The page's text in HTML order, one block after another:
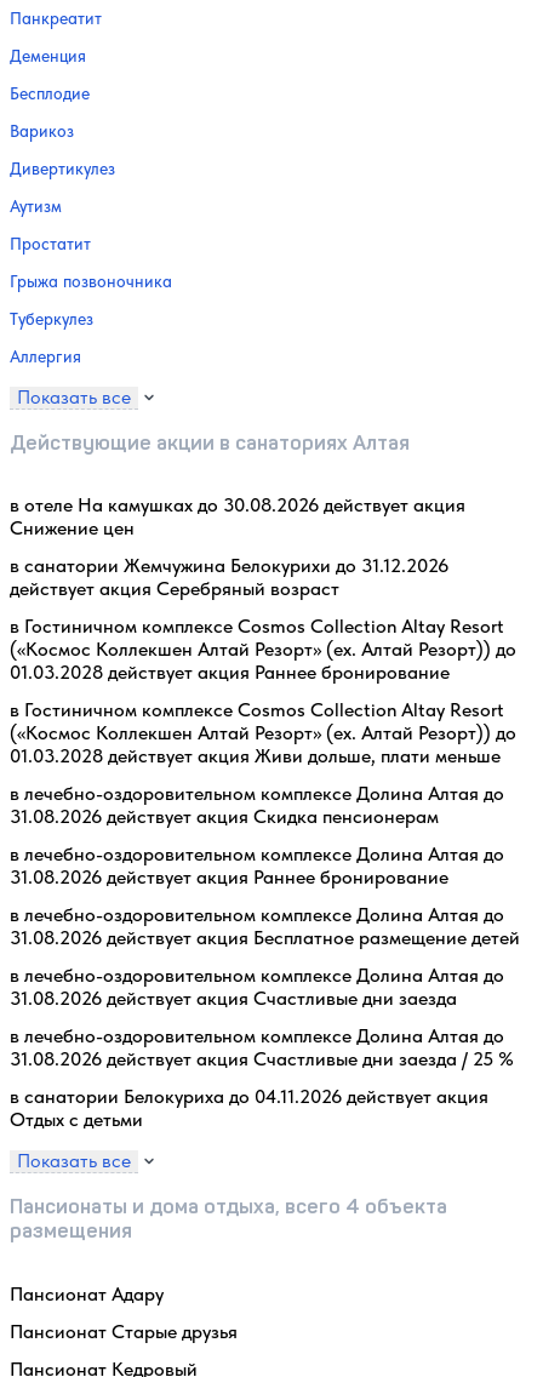
Панкреатит
Деменция
Бесплодие
Варикоз
Дивертикулез
Аутизм
Простатит
Грыжа позвоночника
Туберкулез
Аллергия
Показать все
Действующие акции в санаториях Алтая
в отеле На камушках до 30.08.2026 действует акция
Снижение цен
в санатории Жемчужина Белокурихи до 31.12.2026
действует акция Серебряный возраст
в Гостиничном комплексе Cosmos Collection Altay Resort
(«Космос Коллекшен Алтай Резорт» (ex. Алтай Резорт)) до
01.03.2028 действует акция Раннее бронирование
в Гостиничном комплексе Cosmos Collection Altay Resort
(«Космос Коллекшен Алтай Резорт» (ex. Алтай Резорт)) до
01.03.2028 действует акция Живи дольше, плати меньше
в лечебно-оздоровительном комплексе Долина Алтая до
31.08.2026 действует акция Скидка пенсионерам
в лечебно-оздоровительном комплексе Долина Алтая до
31.08.2026 действует акция Раннее бронирование
в лечебно-оздоровительном комплексе Долина Алтая до
31.08.2026 действует акция Бесплатное размещение детей
в лечебно-оздоровительном комплексе Долина Алтая до
31.08.2026 действует акция Счастливые дни заезда
в лечебно-оздоровительном комплексе Долина Алтая до
31.08.2026 действует акция Счастливые дни заезда / 25 %
в санатории Белокуриха до 04.11.2026 действует акция
Отдых с детьми
Показать все
Пансионаты и дома отдыха, всего 4 объекта
размещения
Пансионат Адару
Пансионат Старые друзья
Пансионат Кедровый